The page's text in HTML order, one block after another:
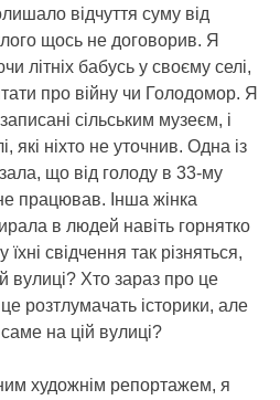
відчуття суму від
щось не договорив. Я
літніх бабусь у своєму селі,
про війну чи Голодомор. Я
сільським музеєм, і
які ніхто не уточнив. Одна із
що від голоду в 33-му
працював. Інша жінка
в людей навіть горнятко
свідчення так різняться,
вулиці? Хто зараз про це
розтлумачать історики, але
на цій вулиці?
художнім репортажем, я